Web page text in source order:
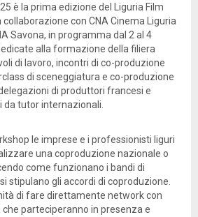
è la prima edizione del Liguria Film
con CNA Cinema Liguria
Savona, in programma dal 2 al 4
alla formazione della filiera
di lavoro, incontri di co-produzione
di sceneggiatura e co-produzione
di produttori francesi e
tutor internazionali.
le imprese e i professionisti liguri
una coproduzione nazionale o
come funzionano i bandi di
stipulano gli accordi di coproduzione.
di fare direttamente network con
parteciperanno in presenza e